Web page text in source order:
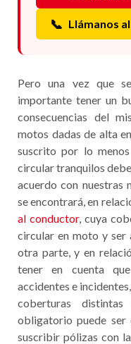
📞 Llámanos
Pero una vez que
importante tener un
consecuencias del
motos dadas de alta
suscrito por lo
circular tranquilos
acuerdo con nuestras
se encontrará, en
al conductor, cuya
circular en moto y ser
otra parte, y en
tener en cuenta
accidentes e
coberturas
obligatorio puede ser
suscribir pólizas con